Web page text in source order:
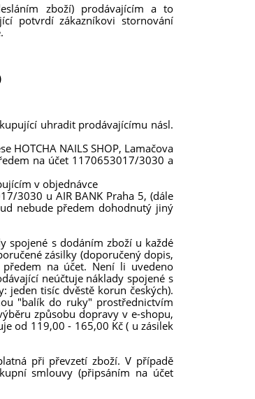
zboží) prodávajícím a to
potvrdí zákazníkovi stornování
uhradit prodávajícímu násl.
HOTCHA NAILS SHOP, Lamačova
na účet 1170653017/3030 a
v objednávce
3030 u AIR BANK Praha 5, (dále
nebude předem dohodnutý jiný
spojené s dodáním zboží u každé
zásilky (doporučený dopis,
na účet. Není li uvedeno
neúčtuje náklady spojené s
jeden tisíc dvěstě korun českých).
"balík do ruky" prostřednictvím
způsobu dopravy v e-shopu,
od 119,00 - 165,00 Kč ( u zásilek
při převzetí zboží. V případě
smlouvy (připsáním na účet